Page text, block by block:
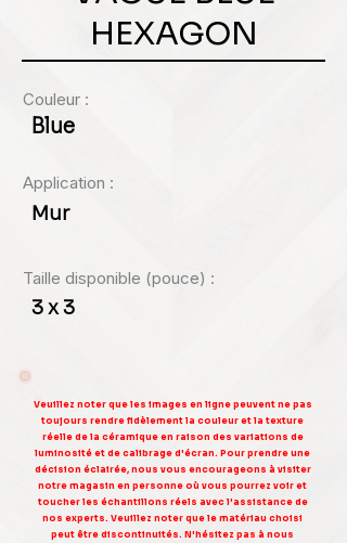
HEXAGON
Couleur :
Blue
Application :
Mur
Taille disponible (pouce) :
3 x 3
Veuillez noter que les images en ligne peuvent ne pas
toujours rendre fidèlement la couleur et la texture
réelle de la céramique en raison des variations de
luminosité et de calibrage d'écran. Pour prendre une
décision éclairée, nous vous encourageons à visiter
notre magasin en personne où vous pourrez voir et
toucher les échantillons réels avec l'assistance de
nos experts. Veuillez noter que le matériau choisi
peut être discontinuités. N'hésitez pas à nous